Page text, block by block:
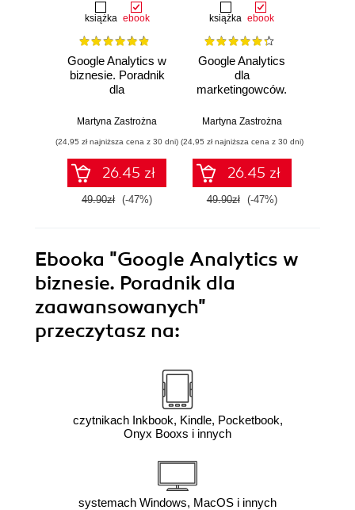
książka ebook
Google Analytics w
biznesie. Poradnik
dla
Wydanie II
Martyna Zastrożna
(24,95 zł najniższa cena z 30 dni)
26.45 zł
49.90zł (-47%)
książka ebook
Google Analytics
dla
marketingowców.
Martyna Zastrożna
(24,95 zł najniższa cena z 30 dni)
26.45 zł
49.90zł (-47%)
Ebooka "Google Analytics w
biznesie. Poradnik dla
zaawansowanych"
przeczytasz na:
czytnikach Inkbook, Kindle, Pocketbook,
Onyx Booxs i innych
systemach Windows, MacOS i innych